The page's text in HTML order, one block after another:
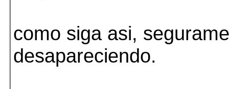
como siga asi,
desapareciendo.